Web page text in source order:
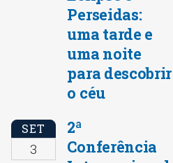
Perseidas:
uma tarde e
uma noite
para descobrir
o céu
SET
3
2ª
Conferência